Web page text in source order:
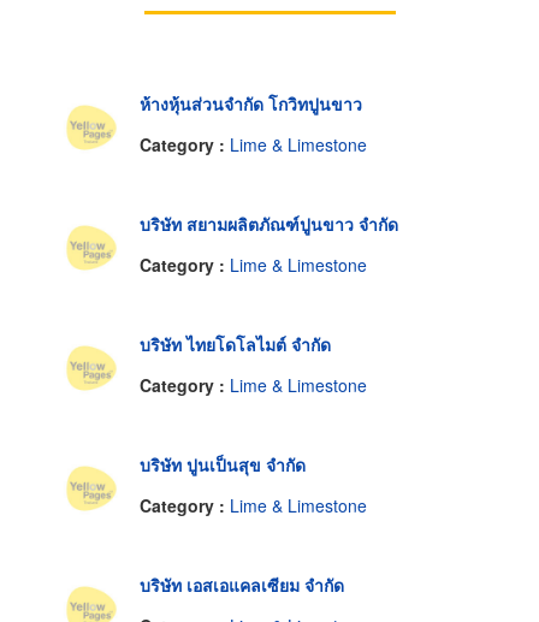
ห้างหุ้นส่วนจำกัด โกวิทปูนขาว
Category : Lime & Limestone
บริษัท สยามผลิตภัณฑ์ปูนขาว จำกัด
Category : Lime & Limestone
บริษัท ไทยโดโลไมต์ จำกัด
Category : Lime & Limestone
บริษัท ปูนเป็นสุข จำกัด
Category : Lime & Limestone
บริษัท เอสเอแคลเซียม จำกัด